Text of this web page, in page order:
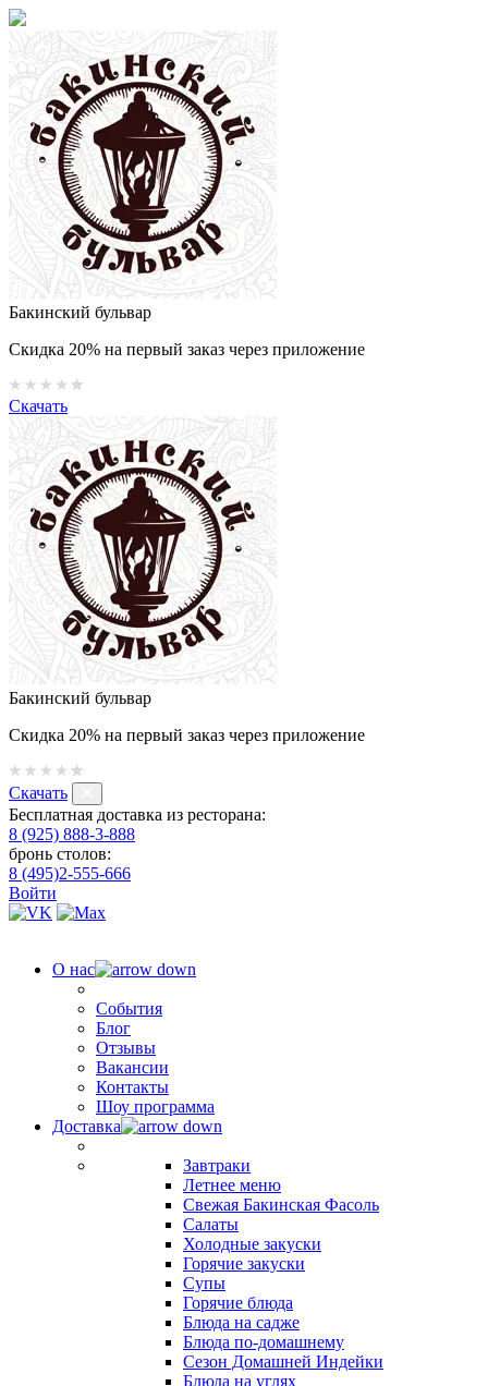
Бакинский бульвар
Скидка 20% на первый заказ через приложение
Скачать
Бакинский бульвар
Скидка 20% на первый заказ через приложение
Скачать
Бесплатная доставка из ресторана:
8 (925) 888-3-888
бронь столов:
8 (495)2-555-666
Войти
О нас
События
Блог
Отзывы
Вакансии
Контакты
Шоу программа
Доставка
Завтраки
Летнее меню
Свежая Бакинская Фасоль
Салаты
Холодные закуски
Горячие закуски
Супы
Горячие блюда
Блюда на садже
Блюда по-домашнему
Сезон Домашней Индейки
Блюда на углях